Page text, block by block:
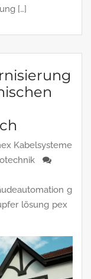
[…]
Kabelsysteme
g
lösung pex